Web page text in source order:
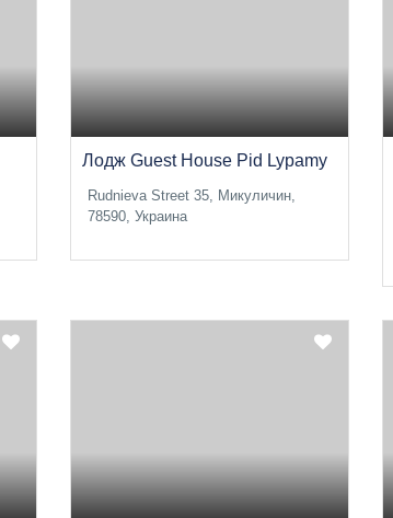
Лодж Guest House Pid Lypamy
Rudnieva Street 35, Микуличин,
78590, Украина